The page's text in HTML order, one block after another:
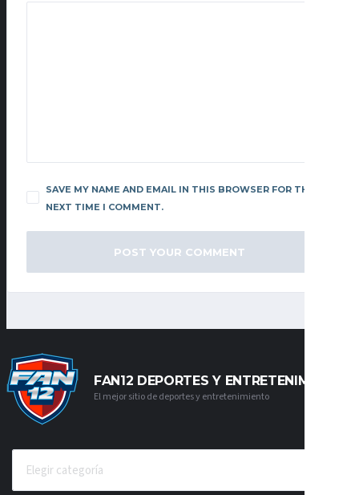
SAVE MY NAME AND EMAIL IN THIS BROWSER FOR THE
NEXT TIME I COMMENT.
FAN12 DEPORTES Y ENTRETENIMIENTO
El mejor sitio de deportes y entretenimiento